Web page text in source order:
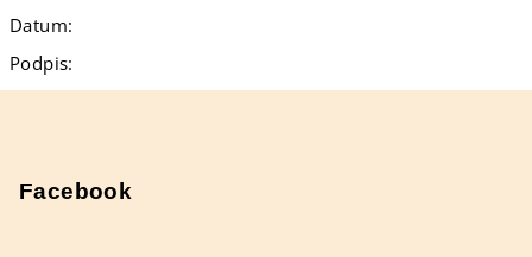
Datum:
Podpis:
Facebook